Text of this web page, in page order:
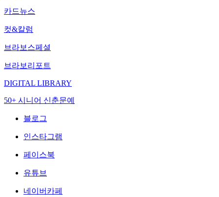
카드뉴스
컷&칼럼
브라보스페셜
브라보리포트
DIGITAL LIBRARY
50+ 시니어 신춘문예
블로그
인스타그램
페이스북
유튜브
네이버카페